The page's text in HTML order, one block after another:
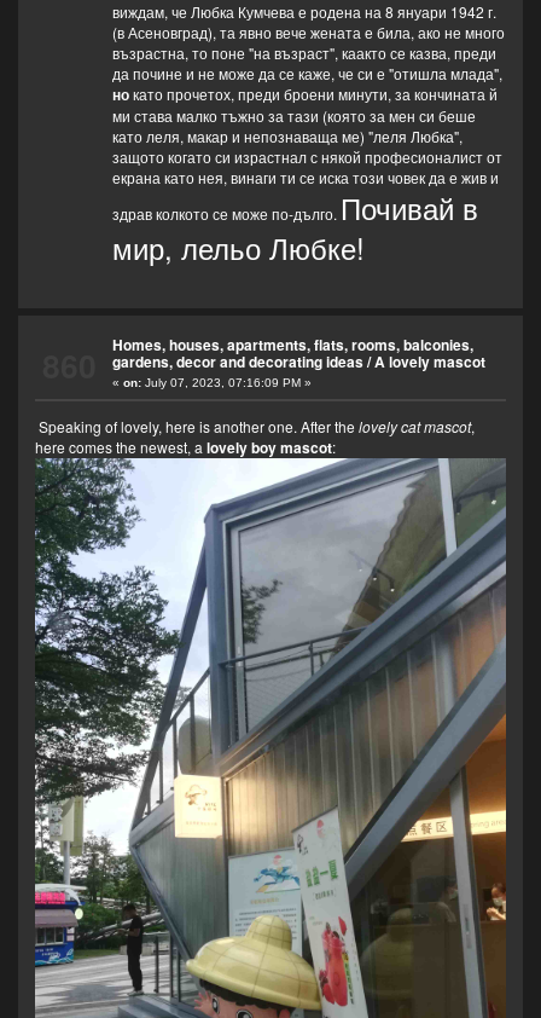
виждам, че Любка Кумчева е родена на 8 януари 1942 г.
(в Асеновград), та явно вече жената е била, ако не много
възрастна, то поне "на възраст", каакто се казва, преди
да почине и не може да се каже, че си е "отишла млада",
нокато прочетох, преди броени минути, за кончината й
ми става малко тъжно за тази (която за мен си беше
като леля, макар и непознаваща ме) "леля Любка",
защото когато си израстнал с някой професионалист от
екрана като нея, винаги ти се иска този човек да е жив и
здрав колкото се може по-дълго. Почивай в
мир, лельо Любке!
Homes, houses, apartments, flats, rooms, balconies,
gardens, decor and decorating ideas/A lovely mascot
« on:July 07, 2023, 07:16:09 PM »
Speaking of lovely, here is another one. After thelovely cat mascot,
here comes the newest, alovely boy mascot: